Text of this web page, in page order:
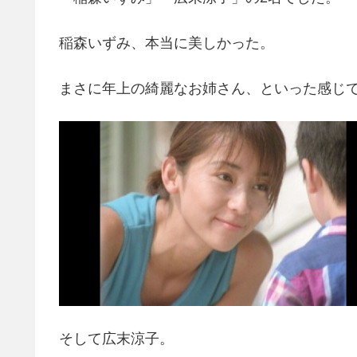
稲森いずみ、本当に美しかった。
まさに年上の綺麗なお姉さん、といった感じ
そして広末涼子。